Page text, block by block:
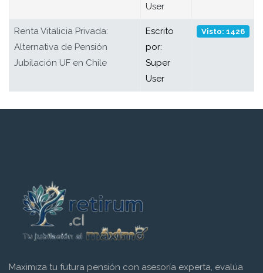
User
Renta Vitalicia Privada:
Alternativa de Pensión
Jubilación UF en Chile
Escrito
por:
Super
User
Visto: 1426
Maximiza tu futura pensión con asesoría experta, evalúa